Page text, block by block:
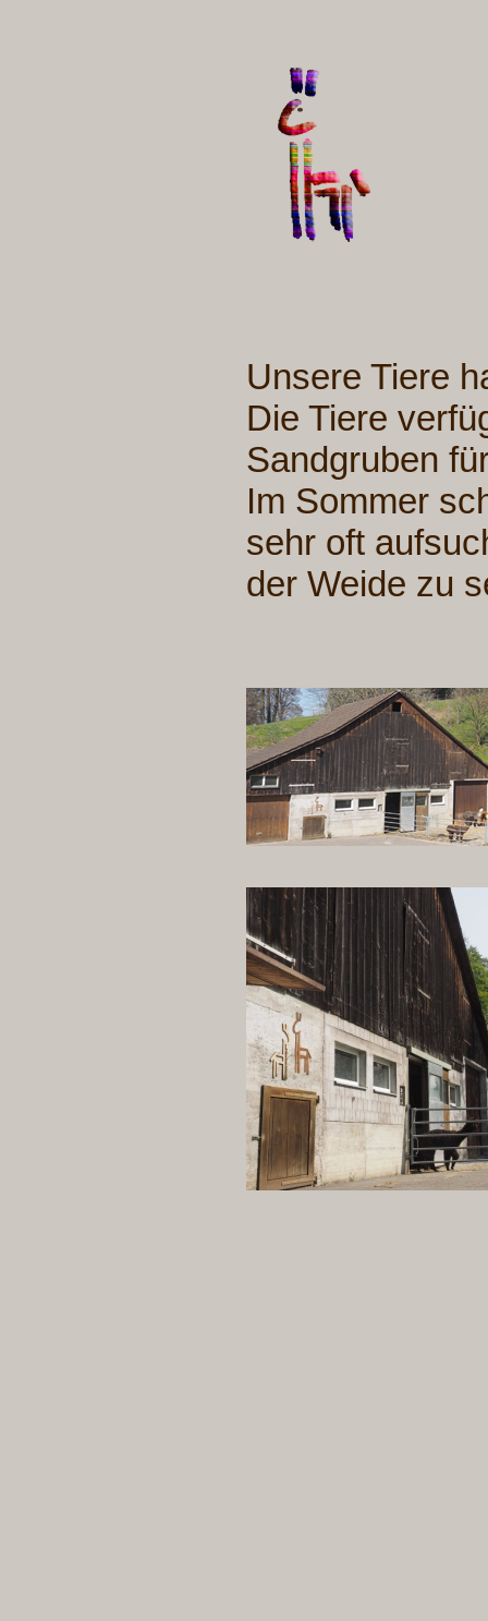
Unsere Tiere
Die Tiere
Sandgruben
Im Sommer
sehr oft
der Weide zu